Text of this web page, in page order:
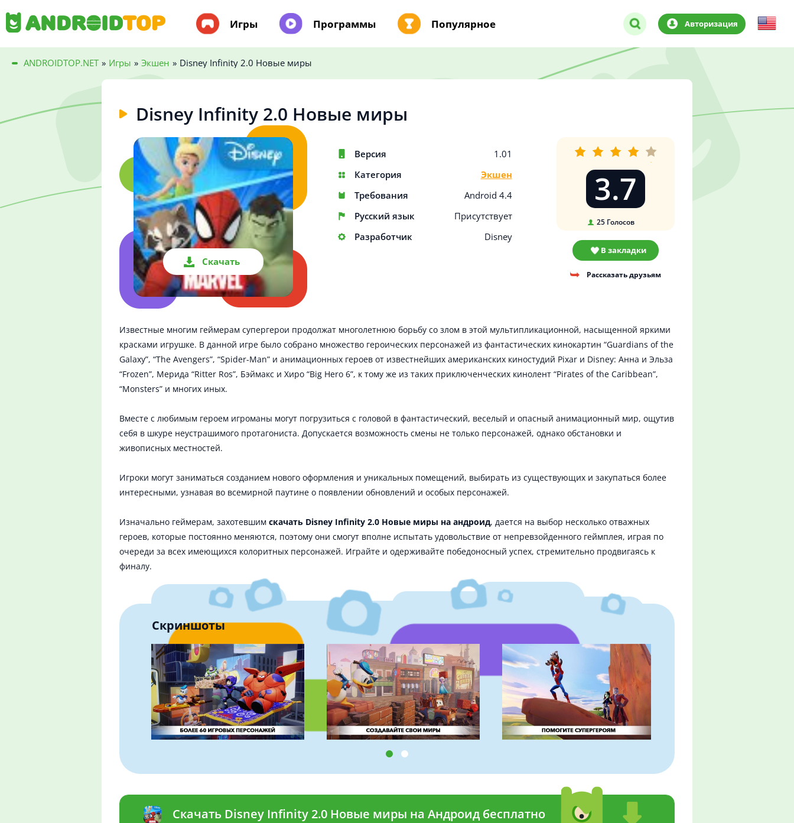
Игры Программы Популярное Авторизация
ANDROIDTOP.NET » Игры » Экшен » Disney Infinity 2.0 Новые миры
Disney Infinity 2.0 Новые миры
Скачать
Версия
1.01
Категория
Экшен
Требования
Android 4.4
Русский язык
Присутствует
Разработчик
Disney
3.7
25 Голосов
В закладки
Рассказать друзьям
Известные многим геймерам супергерои продолжат многолетнюю борьбу со злом в этой мультипликационной, насыщенной яркими
красками игрушке. В данной игре было собрано множество героических персонажей из фантастических кинокартин “Guardians of the
Galaxy”, “The Avengers”, “Spider-Man” и анимационных героев от известнейших американских киностудий Pixar и Disney: Анна и Эльза
“Frozen”, Мерида “Ritter Ros”, Бэймакс и Хиро “Big Hero 6”, к тому же из таких приключенческих кинолент “Pirates of the Caribbean”,
“Monsters” и многих иных.
Вместе с любимым героем игроманы могут погрузиться с головой в фантастический, веселый и опасный анимационный мир, ощутив
себя в шкуре неустрашимого протагониста. Допускается возможность смены не только персонажей, однако обстановки и
живописных местностей.
Игроки могут заниматься созданием нового оформления и уникальных помещений, выбирать из существующих и закупаться более
интересными, узнавая во всемирной паутине о появлении обновлений и особых персонажей.
Изначально геймерам, захотевшим скачать Disney Infinity 2.0 Новые миры на андроид, дается на выбор несколько отважных
героев, которые постоянно меняются, поэтому они смогут вполне испытать удовольствие от непревзойденного геймплея, играя по
очереди за всех имеющихся колоритных персонажей. Играйте и одерживайте победоносный успех, стремительно продвигаясь к
финалу.
Скриншоты
Скачать Disney Infinity 2.0 Новые миры на Андроид бесплатно